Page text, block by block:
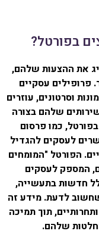
בפורטל?
את ההצעות שלהם,
פרופילים עסקיים
וסרטונים, עוזרים
שלהם בצורה
כמו פרסום
לעסקים להגדיל
הפורטל "המומחים
המספק לעסקים
חדשות בתעשייה,
שחשוב לדעת. מידע זה
תוך תמיכה
שלהם.